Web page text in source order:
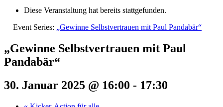
Diese Veranstaltung hat bereits stattgefunden.
Event Series: „Gewinne Selbstvertrauen mit Paul Pandabär“
„Gewinne Selbstvertrauen mit Paul
Pandabär“
30. Januar 2025 @ 16:00 - 17:30